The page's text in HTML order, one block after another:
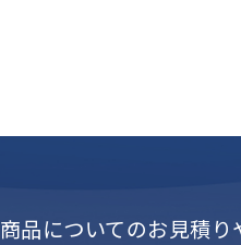
商品についてのお見積